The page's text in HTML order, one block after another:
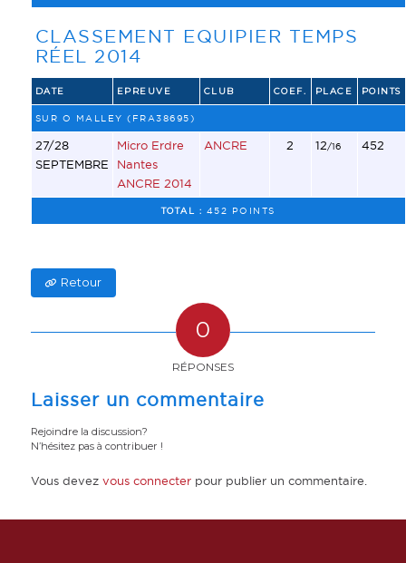
CLASSEMENT EQUIPIER TEMPS
RÉEL 2014
DATE EPREUVE CLUB COEF. PLACE POINTS
SUR O MALLEY (FRA38695)
27/28
SEPTEMBRE
Micro Erdre
Nantes
ANCRE 2014
ANCRE 2 12/16 452
TOTAL : 452 POINTS
Retour
0
RÉPONSES
Laisser un commentaire
Rejoindre la discussion?
N’hésitez pas à contribuer !
Vous devez vous connecterpour publier un commentaire.